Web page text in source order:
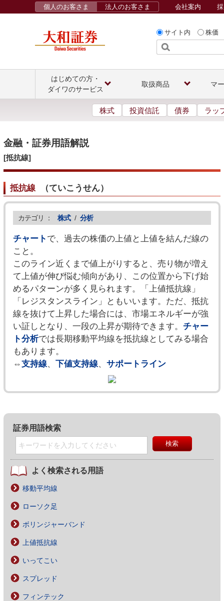
サイト内 株価
個人のお客さま 法人のお客さま 会社案内
はじめての方・
ダイワのサービス
取扱商品 マ
株式 投資信託 債券 ラッ
金融・証券用語解説
[抵抗線]
抵抗線（ていこうせん）
カテゴリ ： 株式 / 分析
チャート で、過去の株価の上値と上値を結んだ線の
こと。
このライン近くまで値上がりすると、売り物が増え
て上値が伸び悩む傾向があり、この位置から下げ始
めるパターンが多く見られます。「上値抵抗線」
「レジスタンスライン」ともいいます。ただ、抵抗
線を抜けて上昇した場合には、市場エネルギーが強
い証しとなり、一段の上昇が期待できます。 チャー
ト分析では長期移動平均線を抵抗線としてみる場合
もあります。
⇔支持線、 下値支持線、 サポートライン
証券用語検索
よく検索される用語
移動平均線
ローソク足
ボリンジャーバンド
上値抵抗線
いってこい
スプレッド
フィンテック